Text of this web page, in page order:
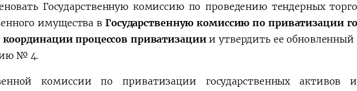
Государственную комиссию по проведению тендерных
имущества в Государственную комиссию по приватизации
координации процессов приватизациии утвердить ее обновленный
№ 4.
комиссии по приватизации государственных активов